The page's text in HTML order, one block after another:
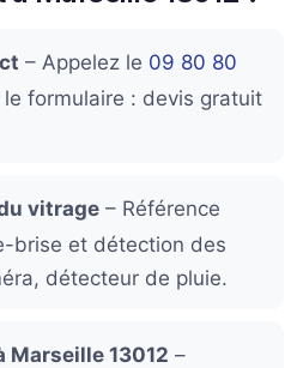
– Appelez le 09 80 80
le formulaire : devis gratuit
vitrage – Référence
brise et détection des
détecteur de pluie.
Marseille 13012 –